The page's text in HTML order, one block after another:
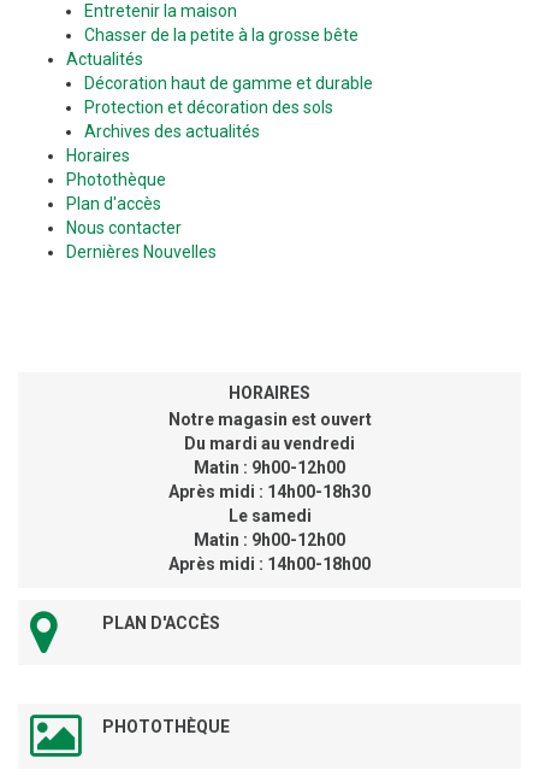
Entretenir la maison
Chasser de la petite à la grosse bête
Actualités
Décoration haut de gamme et durable
Protection et décoration des sols
Archives des actualités
Horaires
Photothèque
Plan d'accès
Nous contacter
Dernières Nouvelles
HORAIRES
Notre magasin est ouvert
Du mardi au vendredi
Matin : 9h00-12h00
Après midi : 14h00-18h30
Le samedi
Matin : 9h00-12h00
Après midi : 14h00-18h00
PLAN D'ACCÈS
PHOTOTHÈQUE